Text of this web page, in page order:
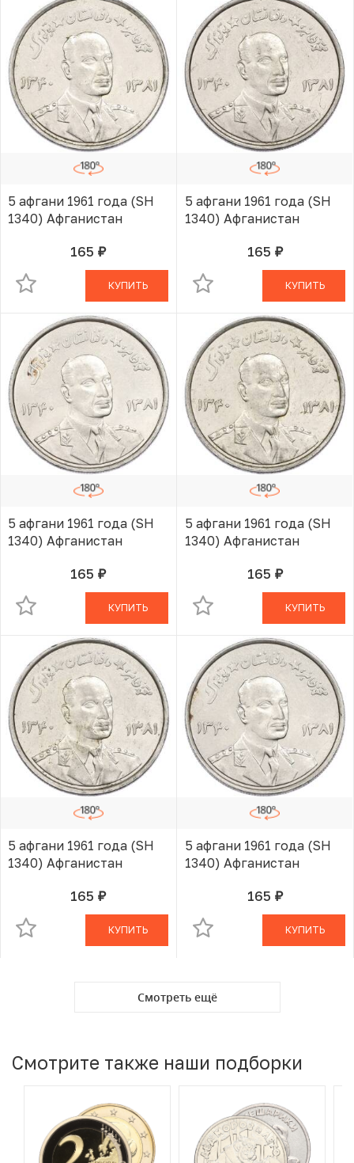
5 афгани 1961 года (SH
1340) Афганистан
165 руб.В КОРЗИНЕ
КУПИТЬ
5 афгани 1961 года (SH
1340) Афганистан
165 руб.В КОРЗИНЕ
КУПИТЬ
5 афгани 1961 года (SH
1340) Афганистан
165 руб.В КОРЗИНЕ
КУПИТЬ
5 афгани 1961 года (SH
1340) Афганистан
165 руб.В КОРЗИНЕ
КУПИТЬ
5 афгани 1961 года (SH
1340) Афганистан
165 руб.В КОРЗИНЕ
КУПИТЬ
5 афгани 1961 года (SH
1340) Афганистан
165 руб.В КОРЗИНЕ
КУПИТЬ
Смотреть ещё
Смотрите также наши подборки